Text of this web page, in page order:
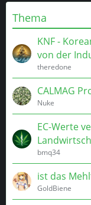
Thema
KNF -
von der
theredone
CALMAG
Nuke
EC-Werte
bmq34
ist das
GoldBiene